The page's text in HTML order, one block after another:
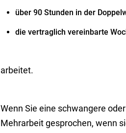
über 90 Stunden in der
die vertraglich vereinbarte
arbeitet.
Wenn Sie eine schwangere
Mehrarbeit gesprochen, wenn